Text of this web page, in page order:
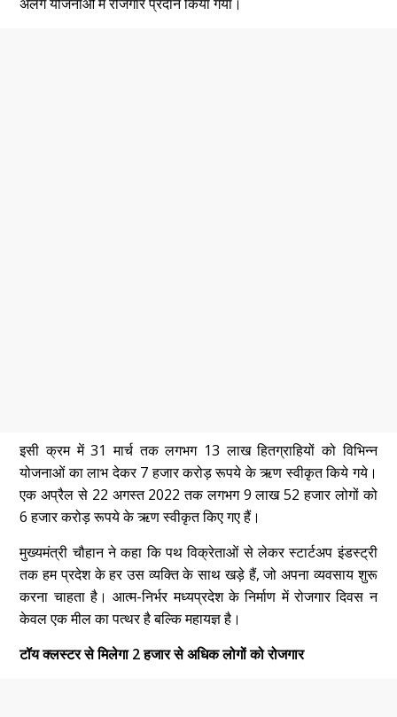
इसी क्रम में 31 मार्च तक लगभग 13 लाख हितग्राहियों को विभिन्न
योजनाओं का लाभ देकर 7 हजार करोड़ रूपये के ऋण स्वीकृत किये गये।
एक अप्रैल से 22 अगस्त 2022 तक लगभग 9 लाख 52 हजार लोगों को
6 हजार करोड़ रूपये के ऋण स्वीकृत किए गए हैं।
मुख्यमंत्री चौहान ने कहा कि पथ विक्रेताओं से लेकर स्टार्टअप इंडस्ट्री
तक हम प्रदेश के हर उस व्यक्ति के साथ खड़े हैं, जो अपना व्यवसाय शुरू
करना चाहता है। आत्म-निर्भर मध्यप्रदेश के निर्माण में रोजगार दिवस न
केवल एक मील का पत्थर है बल्कि महायज्ञ है।
टॉय क्लस्टर से मिलेगा 2 हजार से अधिक लोगों को रोजगार